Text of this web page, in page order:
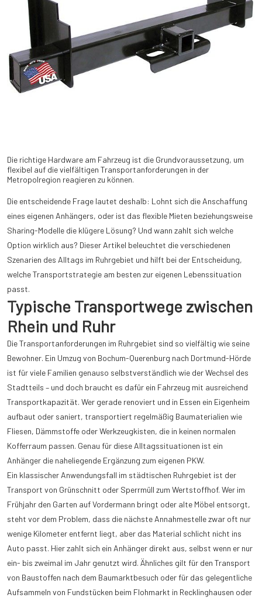
Die richtige Hardware am Fahrzeug ist die Grundvoraussetzung, um
flexibel auf die vielfältigen Transportanforderungen in der
Metropolregion reagieren zu können.
Die entscheidende Frage lautet deshalb: Lohnt sich die Anschaffung
eines eigenen Anhängers, oder ist das flexible Mieten beziehungsweise
Sharing-Modelle die klügere Lösung? Und wann zahlt sich welche
Option wirklich aus? Dieser Artikel beleuchtet die verschiedenen
Szenarien des Alltags im Ruhrgebiet und hilft bei der Entscheidung,
welche Transportstrategie am besten zur eigenen Lebenssituation
passt.
Typische Transportwege zwischen
Rhein und Ruhr
Die Transportanforderungen im Ruhrgebiet sind so vielfältig wie seine
Bewohner. Ein Umzug von Bochum-Querenburg nach Dortmund-Hörde
ist für viele Familien genauso selbstverständlich wie der Wechsel des
Stadtteils – und doch braucht es dafür ein Fahrzeug mit ausreichend
Transportkapazität. Wer gerade renoviert und in Essen ein Eigenheim
aufbaut oder saniert, transportiert regelmäßig Baumaterialien wie
Fliesen, Dämmstoffe oder Werkzeugkisten, die in keinen normalen
Kofferraum passen. Genau für diese Alltagssituationen ist ein
Anhänger die naheliegende Ergänzung zum eigenen PKW.
Ein klassischer Anwendungsfall im städtischen Ruhrgebiet ist der
Transport von Grünschnitt oder Sperrmüll zum Wertstoffhof. Wer im
Frühjahr den Garten auf Vordermann bringt oder alte Möbel entsorgt,
steht vor dem Problem, dass die nächste Annahmestelle zwar oft nur
wenige Kilometer entfernt liegt, aber das Material schlicht nicht ins
Auto passt. Hier zahlt sich ein Anhänger direkt aus, selbst wenn er nur
ein- bis zweimal im Jahr genutzt wird. Ähnliches gilt für den Transport
von Baustoffen nach dem Baumarktbesuch oder für das gelegentliche
Aufsammeln von Fundstücken beim Flohmarkt in Recklinghausen oder